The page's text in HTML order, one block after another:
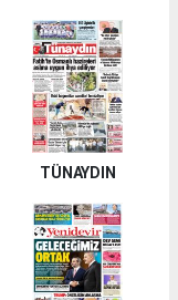
TÜNAYDIN